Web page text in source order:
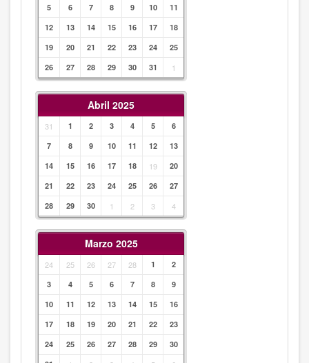
5 6 7 8 9 10
11
12
13 14 15 16 17
18
19
20 21 22 23 24
25
26
27 28 29 30 31 1
Abril 2025
31 1 2 3 4 5
6
7
8 9 10 11 12
13
14
15 16 17 18 19
20
21
22 23 24 25 26
27
28
29 30 1 2 3 4
Marzo 2025
24 25 26 27 28 1
2
3
4 5 6 7 8
9
10
11 12 13 14 15
16
17
18 19 20 21 22
23
24
25 26 27 28 29
30